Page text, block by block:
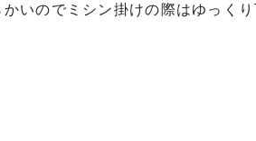
かいのでミシン掛けの際はゆっく